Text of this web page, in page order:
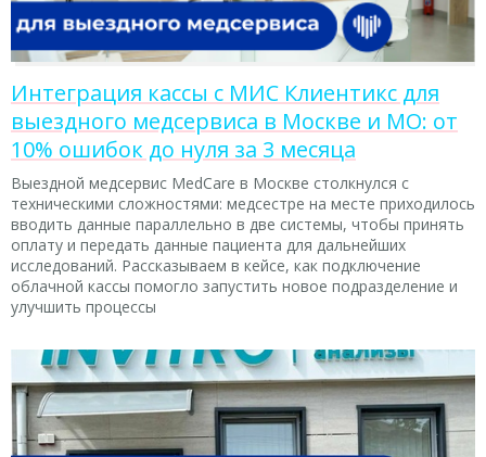
Интеграция кассы с МИС Клиентикс для
выездного медсервиса в Москве и МО: от
10% ошибок до нуля за 3 месяца
Выездной медсервис MedCare в Москве столкнулся с
техническими сложностями: медсестре на месте приходилось
вводить данные параллельно в две системы, чтобы принять
оплату и передать данные пациента для дальнейших
исследований. Рассказываем в кейсе, как подключение
облачной кассы помогло запустить новое подразделение и
улучшить процессы